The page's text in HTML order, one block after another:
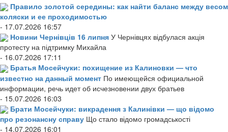
Правило золотой середины: как найти баланс между весом
коляски и ее проходимостью
- 17.07.2026 16:57
Новини Чернівців 16 липня У Чернівцях відбулася акція
протесту на підтримку Михайла
- 16.07.2026 17:11
Братья Мосейчуки: похищение из Калиновки — что
известно на данный момент По имеющейся официальной
информации, речь идет об исчезновении двух братьев
- 15.07.2026 16:03
Брати Мосейчуки: викрадення з Калинівки — що відомо
про резонансну справу Що стало відомо громадськості
- 14.07.2026 16:01